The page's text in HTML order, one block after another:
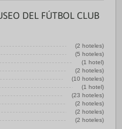
DEL FÚTBOL CLUB
(2 hoteles)
(5 hoteles)
(1 hotel)
(2 hoteles)
(10 hoteles)
(1 hotel)
(23 hoteles)
(2 hoteles)
(2 hoteles)
(2 hoteles)